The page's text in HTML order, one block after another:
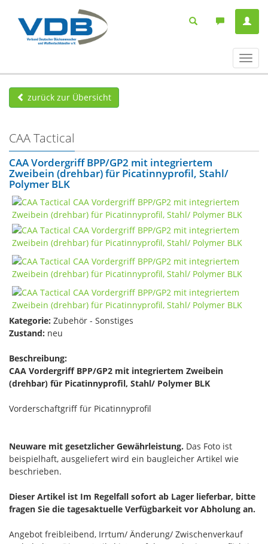
ein-/
zurück zur Übersicht
CAA Tactical
CAA Vordergriff BPP/GP2 mit integriertem
Zweibein (drehbar) für Picatinnyprofil, Stahl/
Polymer BLK
Kategorie: Zubehör - Sonstiges
Zustand: neu
Beschreibung:
CAA Vordergriff BPP/GP2 mit integriertem Zweibein
(drehbar) für Picatinnyprofil, Stahl/ Polymer BLK
Vorderschaftgriff für Picatinnyprofil
Neuware mit gesetzlicher Gewährleistung. Das Foto ist
beispielhaft, ausgeliefert wird ein baugleicher Artikel wie
beschrieben.
Dieser Artikel ist Im Regelfall sofort ab Lager lieferbar, bitte
fragen Sie die tagesaktuelle Verfügbarkeit vor Abholung an.
Angebot freibleibend, Irrtum/ Änderung/ Zwischenverkauf